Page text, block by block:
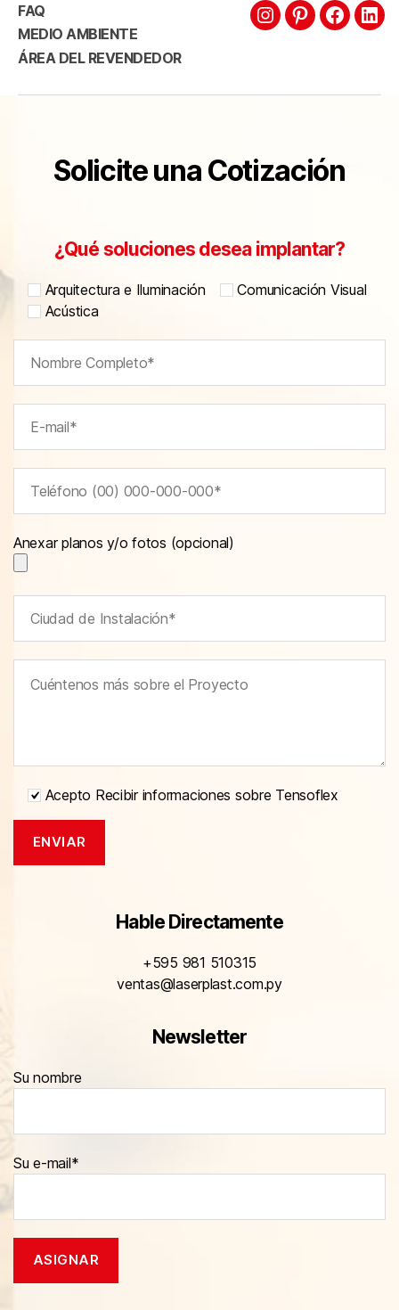
FAQ
MEDIO AMBIENTE
ÁREA DEL REVENDEDOR
Solicite una Cotización
¿Qué soluciones desea implantar?
Arquitectura e Iluminación
Comunicación Visual
Acústica
Anexar planos y/o fotos (opcional)
Acepto Recibir informaciones sobre Tensoflex
Hable Directamente
+595 981 510315
ventas@laserplast.com.py
Newsletter
Su nombre
Su e-mail*